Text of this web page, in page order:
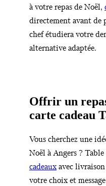
à votre repas de Noël,
directement avant de
chef étudiera votre
alternative adaptée.
Offrir un
carte cadeau
Vous cherchez une
Noël à Angers ?
cadeauxavec
votre choix et